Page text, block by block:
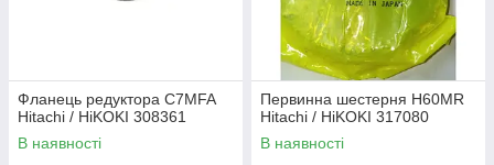
Фланець редуктора C7MFA
Hitachi / HiKOKI 308361
В наявності
Первинна шестерня H60MR
Hitachi / HiKOKI 317080
В наявності